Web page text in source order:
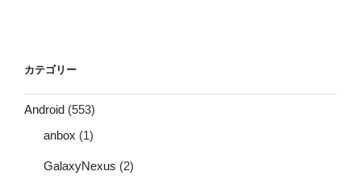
カテゴリー
Android (553)
anbox (1)
GalaxyNexus (2)